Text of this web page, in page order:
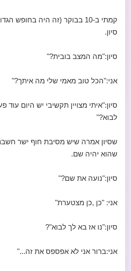
קמתי ב-10 בבוקר (זה היה בחופש
סיון.
סיון:"מה המצב בובית?"
אני:"הכל טוב מאמי שלי מה איתך?"
סיון:"איתי מצויין תקשיבי יש היום
לבוא?"
שסיון אמרה שיש מסיבת חוף ישר
שהוא יהיה שם.
סיון:"נועה את שם?"
אני: "כן ,כן מצטערת"
סיון:"נו אז בא לך לבוא"?
אני:ברור אני לא אפספס את זה..."